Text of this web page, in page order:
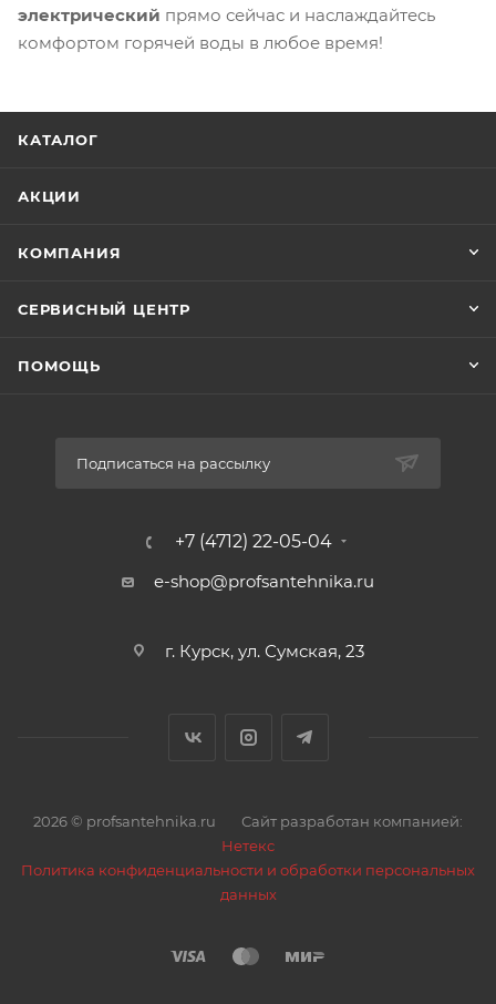
электрический прямо сейчас и наслаждайтесь
комфортом горячей воды в любое время!
КАТАЛОГ
АКЦИИ
КОМПАНИЯ
СЕРВИСНЫЙ ЦЕНТР
ПОМОЩЬ
Подписаться на рассылку
+7 (4712) 22-05-04
e-shop@profsantehnika.ru
г. Курск, ул. Сумская, 23
2026 © profsantehnika.ru
Сайт разработан компанией:
Нетекс
Политика конфиденциальности и обработки персональных
данных